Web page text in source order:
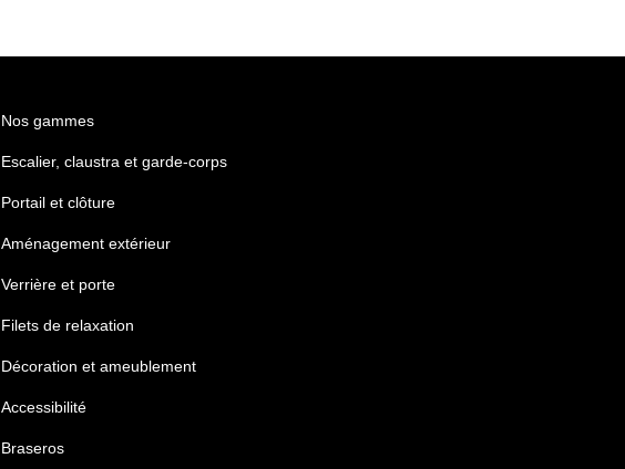
Nos gammes
Escalier, claustra et garde-corps
Portail et clôture
Aménagement extérieur
Verrière et porte
Filets de relaxation
Décoration et ameublement
Accessibilité
Braseros